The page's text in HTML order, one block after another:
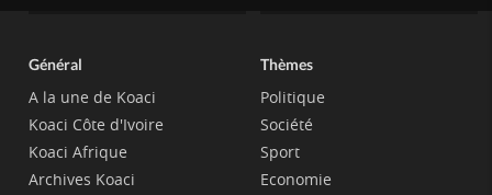
Général
A la une de Koaci
Koaci Côte d'Ivoire
Koaci Afrique
Archives Koaci
Thèmes
Politique
Société
Sport
Economie